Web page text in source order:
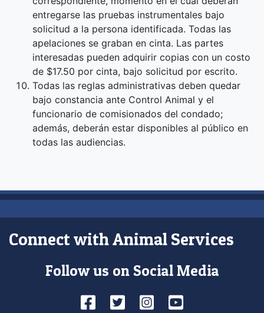
entregarse las pruebas instrumentales bajo
solicitud a la persona identificada. Todas las
apelaciones se graban en cinta. Las partes
interesadas pueden adquirir copias con un costo
de $17.50 por cinta, bajo solicitud por escrito.
Todas las reglas administrativas deben quedar
bajo constancia ante Control Animal y el
funcionario de comisionados del condado;
además, deberán estar disponibles al público en
todas las audiencias.
Connect with Animal Services
Follow us on Social Media
Facebook
TwitterInstagram
YouTube